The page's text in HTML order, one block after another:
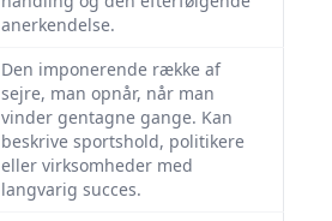
anerkendelse.
Den imponerende række af
sejre, man opnår, når man
vinder gentagne gange. Kan
beskrive sportshold, politikere
eller virksomheder med
langvarig succes.